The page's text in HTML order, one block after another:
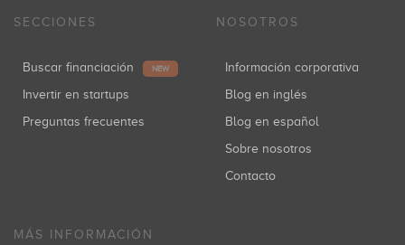
SECCIONES
Buscar financiación NEW
Invertir en startups
Preguntas frecuentes
NOSOTROS
Información corporativa
Blog en inglés
Blog en español
Sobre nosotros
Contacto
MÁS INFORMACIÓN